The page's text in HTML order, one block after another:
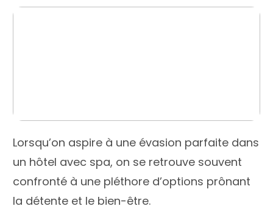
Lorsqu’on aspire à une évasion parfaite dans
un hôtel avec spa, on se retrouve souvent
confronté à une pléthore d’options prônant
la détente et le bien-être.